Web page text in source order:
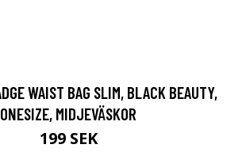
WAIST BAG SLIM, BLACK BEAUTY,
ONESIZE, MIDJEVÄSKOR
199 SEK